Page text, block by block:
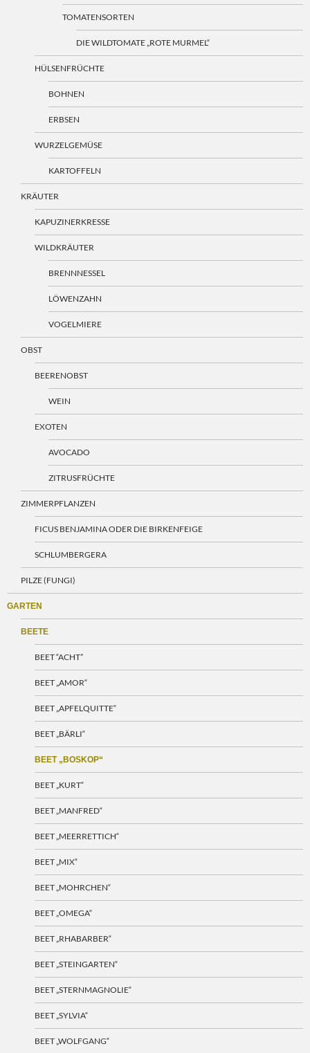
TOMATENSORTEN
DIE WILDTOMATE „ROTE MURMEL“
HÜLSENFRÜCHTE
BOHNEN
ERBSEN
WURZELGEMÜSE
KARTOFFELN
KRÄUTER
KAPUZINERKRESSE
WILDKRÄUTER
BRENNNESSEL
LÖWENZAHN
VOGELMIERE
OBST
BEERENOBST
WEIN
EXOTEN
AVOCADO
ZITRUSFRÜCHTE
ZIMMERPFLANZEN
FICUS BENJAMINA ODER DIE BIRKENFEIGE
SCHLUMBERGERA
PILZE (FUNGI)
GARTEN
BEETE
BEET “ACHT”
BEET „AMOR“
BEET „APFELQUITTE“
BEET „BÄRLI“
BEET „BOSKOP“
BEET „KURT“
BEET „MANFRED“
BEET „MEERRETTICH“
BEET „MIX“
BEET „MOHRCHEN“
BEET „OMEGA“
BEET „RHABARBER“
BEET „STEINGARTEN“
BEET „STERNMAGNOLIE“
BEET „SYLVIA“
BEET „WOLFGANG“